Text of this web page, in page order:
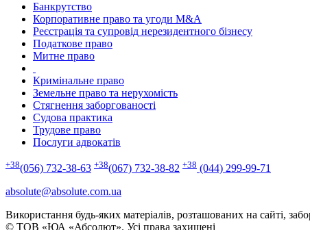
Банкрутство
Корпоративне право та угоди M&A
Реєстрація та супровід нерезидентного бізнесу
Податкове право
Митне право
Кримінальне право
Земельне право та нерухомість
Стягнення заборгованості
Судова практика
Трудове право
Послуги адвокатів
+38(056) 732-38-63 +38(067) 732-38-82 +38 (044) 299-99-71
absolute@absolute.com.ua
Використання будь-яких матеріалів, розташованих на сайті,
© ТОВ «ЮА «Абсолют». Усі права захищені